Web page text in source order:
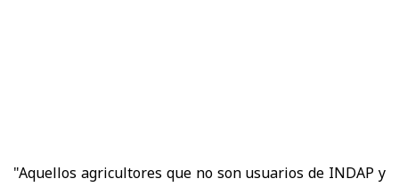
"Aquellos agricultores que no son usuarios de INDAP y